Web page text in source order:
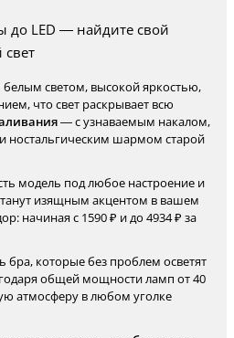
до LED — найдите свой
светом, высокой яркостью,
что свет раскрывает всю
— с узнаваемым накалом,
шармом старой
модель под любое настроение и
изящным акцентом в вашем
начиная с 1590 ₽ и до 4934 ₽ за
бра, которые без проблем осветят
общей мощности ламп от 40
атмосферу в любом уголке